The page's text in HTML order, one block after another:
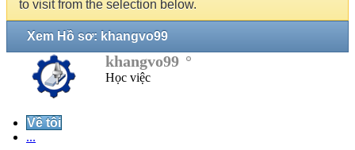
to visit from the selection below.
Xem Hồ sơ: khangvo99
khangvo99
Học việc
Về tôi
...